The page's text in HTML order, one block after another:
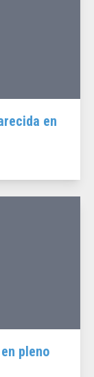
en
pleno